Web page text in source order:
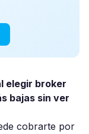
elegir broker
bajas sin ver
cobrarte por